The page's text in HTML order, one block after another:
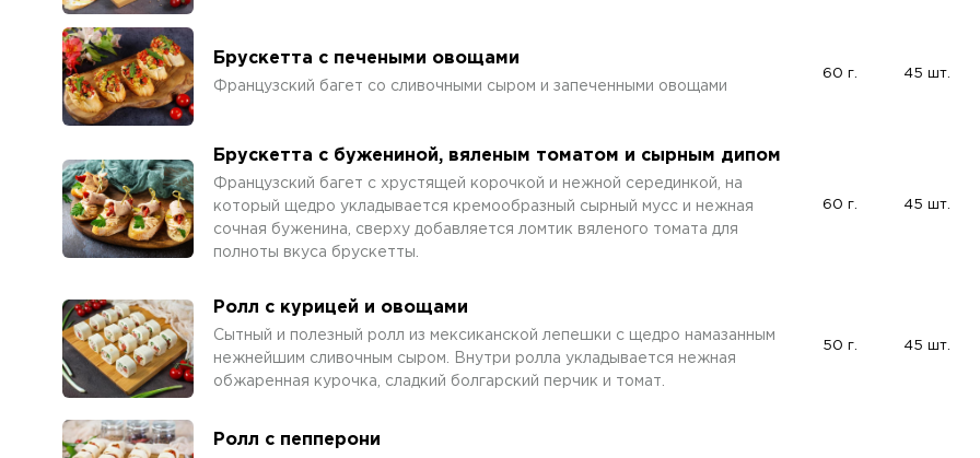
Брускетта с печеными овощами
Французский багет со сливочными сыром и запеченными овощами
60 г. 45 шт.
Брускетта с бужениной, вяленым томатом и сырным дипом
Французский багет с хрустящей корочкой и нежной серединкой, на
который щедро укладывается кремообразный сырный мусс и нежная
сочная буженина, сверху добавляется ломтик вяленого томата для
полноты вкуса брускетты.
60 г. 45 шт.
Ролл с курицей и овощами
Сытный и полезный ролл из мексиканской лепешки с щедро намазанным
нежнейшим сливочным сыром. Внутри ролла укладывается нежная
обжаренная курочка, сладкий болгарский перчик и томат.
50 г. 45 шт.
Ролл с пепперони